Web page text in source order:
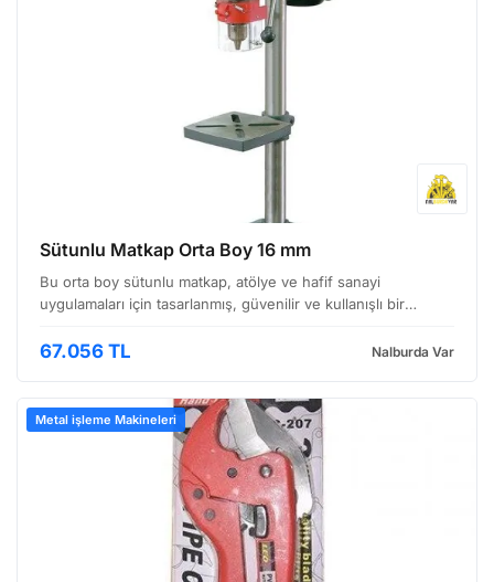
Sütunlu Matkap Orta Boy 16 mm
Bu orta boy sütunlu matkap, atölye ve hafif sanayi
uygulamaları için tasarlanmış, güvenilir ve kullanışlı bir
ideal bir çözüm sunar. Sağlam yapısı ve kolay aya…
67.056 TL Nalburda Var
Metal işleme Makineleri